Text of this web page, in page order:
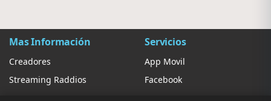
Mas Información
Creadores
Streaming Raddios
Servicios
App Movil
Facebook